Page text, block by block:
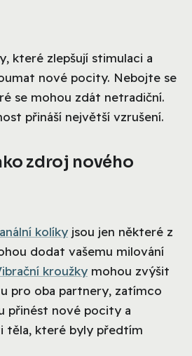
které zlepšují stimulaci a
nové pocity. Nebojte se
se mohou zdát netradiční.
přináší největší vzrušení.
zdroj nového
anální kolíky jsou jen některé z
dodat vašemu milování
kroužky mohou zvýšit
pro oba partnery, zatímco
přinést nové pocity a
těla, které byly předtím